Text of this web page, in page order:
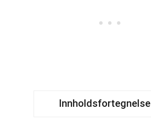
Innholdsfortegnelse